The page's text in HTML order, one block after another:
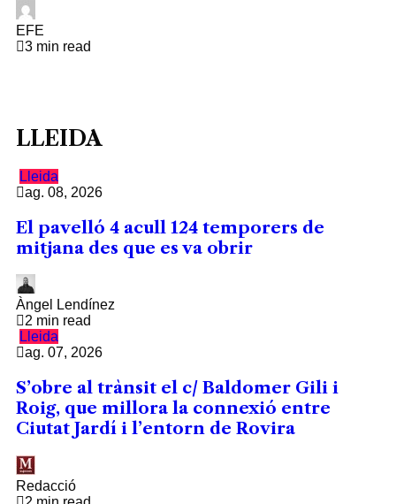
EFE
3 min read
LLEIDA
Lleida
ag. 08, 2026
El pavelló 4 acull 124 temporers de
mitjana des que es va obrir
Àngel Lendínez
2 min read
Lleida
ag. 07, 2026
S’obre al trànsit el c/ Baldomer Gili i
Roig, que millora la connexió entre
Ciutat Jardí i l’entorn de Rovira
Redacció